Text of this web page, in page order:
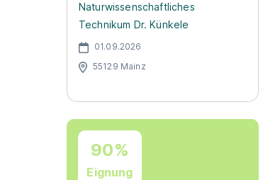
Naturwissenschaftliches
Technikum Dr. Künkele
01.09.2026
55129 Mainz
90%
Eignung